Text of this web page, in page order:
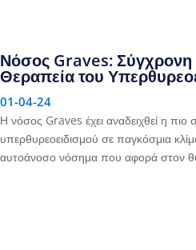
Νόσος Graves: Σύγχρονη
Θεραπεία του
01-04-24
Η νόσος Graves έχει αναδειχθεί η πιο
υπερθυρεοειδισμού σε παγκόσμια
αυτοάνοσο νόσημα που αφορά στον